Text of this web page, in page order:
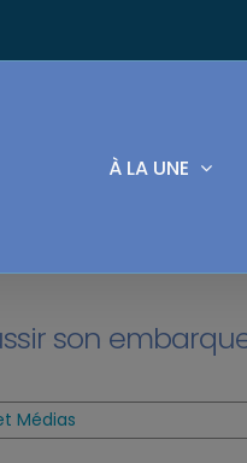
À LA UNE
son
Médias